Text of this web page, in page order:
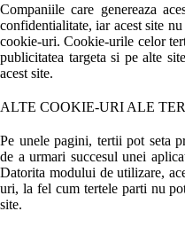
Companiile care genereaza
confidentialitate, iar acest site
cookie-uri. Cookie-urile celor
publicitatea targeta si pe alte
acest site.
ALTE COOKIE-URI ALE
Pe unele pagini, tertii pot seta
de a urmari succesul unei
Datorita modului de utilizare,
uri, la fel cum tertele parti nu
site.